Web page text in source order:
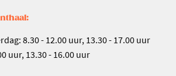
8.30 - 12.00 uur, 13.30 - 17.00 uur
uur, 13.30 - 16.00 uur